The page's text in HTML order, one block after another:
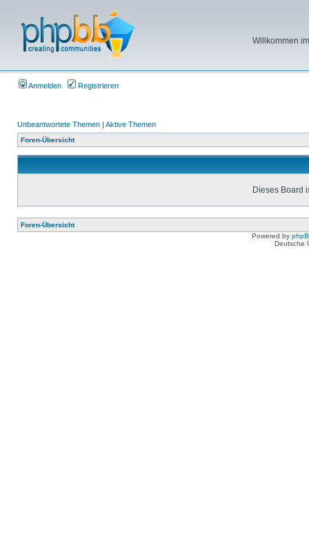
Willkommen
Anmelden Registrieren
Unbeantwortete Themen | Aktive Themen
Foren-Übersicht
Dieses Board
Foren-Übersicht
Powered by
Deutsche